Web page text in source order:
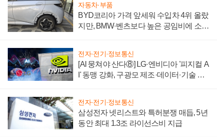
자동차·부품
BYD코리아 가격 앞세워 수입차 4위 올랐
지만, BMW·벤츠보다 높은 공임비에 소비
전자·전기·정보통신
[AI 뭉쳐야 산다⑧] LG·엔비디아 '피지컬 A
I' 동맹 강화, 구광모 제조·데이터·기술 결
전자·전기·정보통신
삼성전자 넷리스트와 특허분쟁 매듭, 5년
동안 최대 1.3조 라이선스비 지급